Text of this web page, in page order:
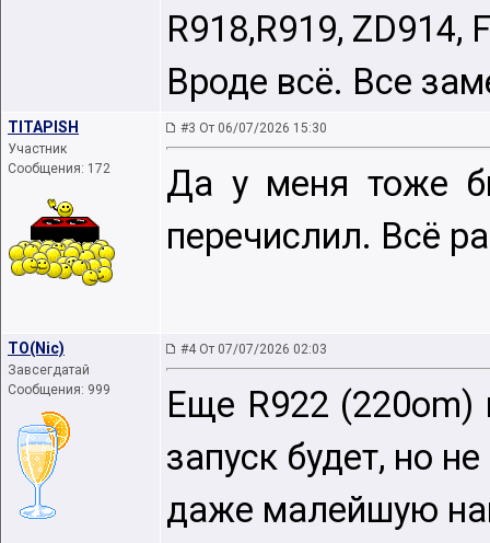
R918,R919, ZD914,
Вроде всё. Все
TITAPISH
Участник
Сообщения: 172
#3 От 06/07/2026 15:30
Да у меня тоже
перечислил. Всё
TO(Nic)
Завсегдатай
Сообщения: 999
#4 От 07/07/2026 02:03
Еще R922 (220om)
запуск будет, но
даже малейшую